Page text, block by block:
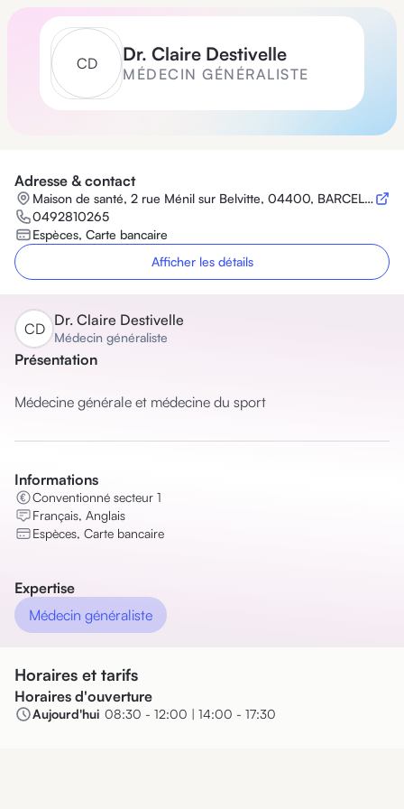
CD Dr. Claire Destivelle
MÉDECIN GÉNÉRALISTE
Adresse & contact
Maison de santé, 2 rue Ménil sur Belvitte, 04400, BARCELONNETTE
0492810265
Espèces, Carte bancaire
Afficher les détails
CD Dr. Claire Destivelle
Médecin généraliste
Présentation
Médecine générale et médecine du sport
Informations
Conventionné secteur 1
Français, Anglais
Espèces, Carte bancaire
Expertise
Médecin généraliste
Horaires et tarifs
Horaires d'ouverture
Aujourd'hui 08:30 - 12:00 | 14:00 - 17:30